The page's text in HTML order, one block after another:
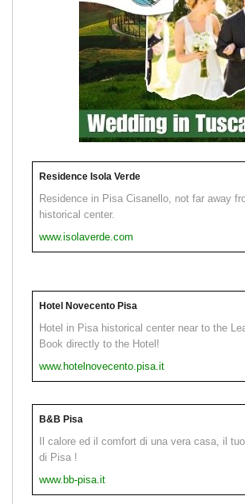
Residence Isola Verde
Residence in Pisa Cisanello, not far away
historical center.
www.isolaverde.com
Hotel Novecento Pisa
Hotel in Pisa historical center near to the
Book directly to the Hotel!
www.hotelnovecento.pisa.it
B&B Pisa
Il calore ed il comfort di una vera casa, il
di Pisa !
www.bb-pisa.it